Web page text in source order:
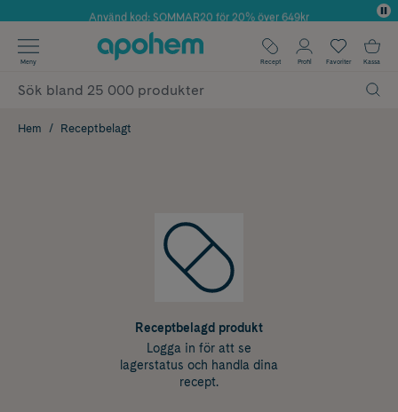
Årets Butik 2025 inom Skönhet
Använd kod: SOMMAR20 för 20% över 649kr
✓ Fri frakt
✓ Poäng på alla köp*
Meny Recept Profil Favoriter Kassa
Hem Receptbelagt
Receptbelagd produkt
Logga in för att se
lagerstatus och handla dina
recept.